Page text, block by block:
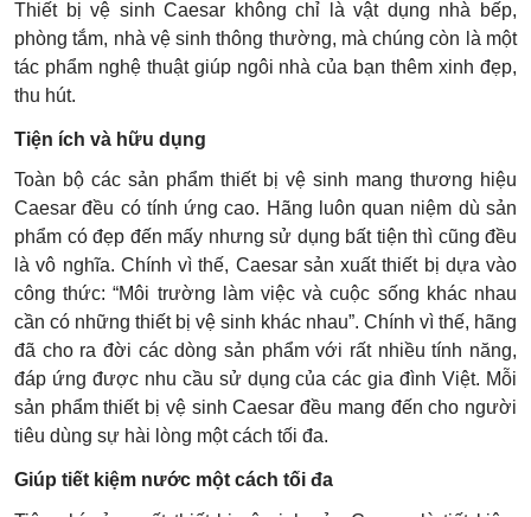
Thiết bị vệ sinh Caesar không chỉ là vật dụng nhà bếp,
phòng tắm, nhà vệ sinh thông thường, mà chúng còn là một
tác phẩm nghệ thuật giúp ngôi nhà của bạn thêm xinh đẹp,
thu hút.
Tiện ích và hữu dụng
Toàn bộ các sản phẩm thiết bị vệ sinh mang thương hiệu
Caesar đều có tính ứng cao. Hãng luôn quan niệm dù sản
phẩm có đẹp đến mấy nhưng sử dụng bất tiện thì cũng đều
là vô nghĩa. Chính vì thế, Caesar sản xuất thiết bị dựa vào
công thức: “Môi trường làm việc và cuộc sống khác nhau
cần có những thiết bị vệ sinh khác nhau”. Chính vì thế, hãng
đã cho ra đời các dòng sản phẩm với rất nhiều tính năng,
đáp ứng được nhu cầu sử dụng của các gia đình Việt. Mỗi
sản phẩm thiết bị vệ sinh Caesar đều mang đến cho người
tiêu dùng sự hài lòng một cách tối đa.
Giúp tiết kiệm nước một cách tối đa